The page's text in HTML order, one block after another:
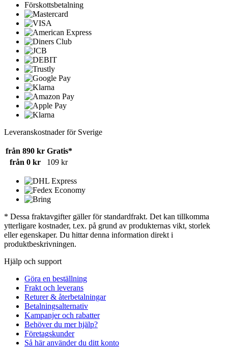
Förskottsbetalning
Leveranskostnader för Sverige
från 890 kr Gratis*
från 0 kr
109 kr
* Dessa fraktavgifter gäller för standardfrakt. Det kan tillkomma
ytterligare kostnader, t.ex. på grund av produkternas vikt, storlek
eller egenskaper. Du hittar denna information direkt i
produktbeskrivningen.
Hjälp och support
Göra en beställning
Frakt och leverans
Returer & återbetalningar
Betalningsalternativ
Kampanjer och rabatter
Behöver du mer hjälp?
Företagskunder
Så här använder du ditt konto